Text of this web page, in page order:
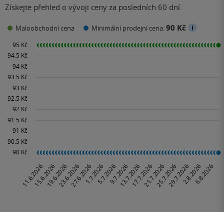
Získejte přehled o vývoji ceny za posledních 60 dní.
Maloobchodní cena Minimální prodejní cena:90 Kč